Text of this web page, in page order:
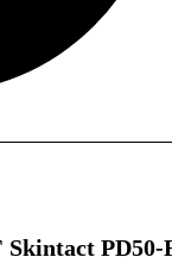
Skintact PD50-